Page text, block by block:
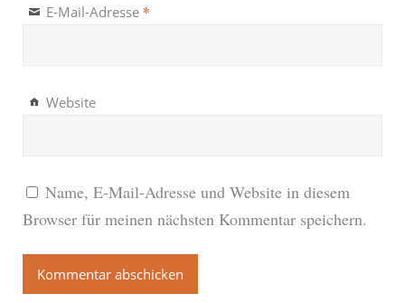
E-Mail-Adresse *
Website
Name, E-Mail-Adresse und Website in diesem
Browser für meinen nächsten Kommentar speichern.